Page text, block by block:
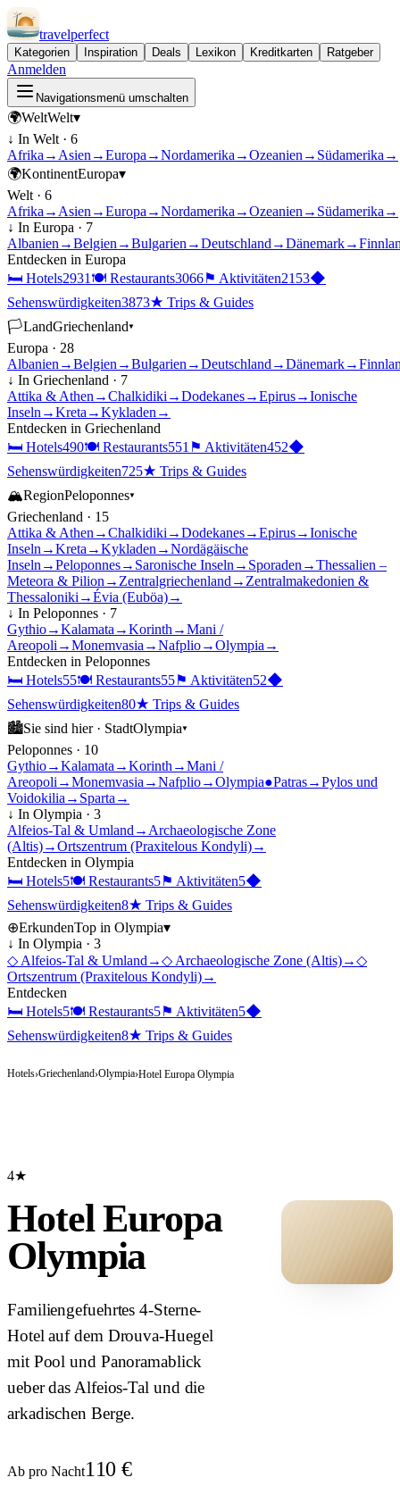
travelperfect
Kategorien Inspiration Deals Lexikon Kreditkarten Ratgeber
Anmelden
Navigationsmenü umschalten
🌍WeltWelt▾
↓ In Welt · 6
Afrika → Asien →Europa →Nordamerika →Ozeanien → Südamerika →
🌍KontinentEuropa▾
Welt · 6
Afrika → Asien →Europa →Nordamerika →Ozeanien → Südamerika →
↓ In Europa · 7
Albanien →Belgien →Bulgarien →Deutschland →Dänemark→
Entdecken in Europa
🛏 Hotels2931 🍽 Restaurants3066⚑ Aktivitäten2153◆
Sehenswürdigkeiten3873★ Trips & Guides
🏳LandGriechenland▾
Europa · 28
Albanien →Belgien →Bulgarien →Deutschland →Dänemark→
↓ In Griechenland · 7
Attika & Athen →Chalkidiki →Dodekanes→Epirus→Ionische
Inseln →Kreta →Kykladen →
Entdecken in Griechenland
🛏 Hotels490🍽 Restaurants551 ⚑ Aktivitäten452◆
Sehenswürdigkeiten725★ Trips & Guides
🏔RegionPeloponnes▾
Griechenland · 15
Attika & Athen →Chalkidiki →Dodekanes→Epirus→Ionische
Inseln →Kreta →Kykladen →Nordägäische
Inseln →Peloponnes→ Saronische Inseln → Sporaden →Thessalien –
Meteora & Pilion → Zentralgriechenland → Zentralmakedonien &
Thessaloniki →Évia (Euböa)→
↓ In Peloponnes · 7
Gythio→Kalamata →Korinth →Mani /
Areopoli →Monemvasia →Nafplio→Olympia →
Entdecken in Peloponnes
🛏 Hotels55🍽 Restaurants55⚑ Aktivitäten52◆
Sehenswürdigkeiten80★ Trips & Guides
🏙Sie sind hier · StadtOlympia▾
Peloponnes · 10
Gythio→Kalamata →Korinth →Mani /
Areopoli →Monemvasia →Nafplio→Olympia●Patras→Pylos und
Voidokilia → Sparta →
↓ In Olympia · 3
Alfeios-Tal & Umland → Archaeologische Zone
(Altis)→Ortszentrum (Praxitelous Kondyli)→
Entdecken in Olympia
🛏 Hotels5🍽 Restaurants5⚑ Aktivitäten5◆
Sehenswürdigkeiten8★ Trips & Guides
⊕ErkundenTop in Olympia▾
↓ In Olympia · 3
◇ Alfeios-Tal & Umland →◇ Archaeologische Zone (Altis)→◇
Ortszentrum (Praxitelous Kondyli)→
Entdecken
🛏 Hotels5🍽 Restaurants5⚑ Aktivitäten5◆
Sehenswürdigkeiten8★ Trips & Guides
Hotels›Griechenland›Olympia›Hotel Europa Olympia
4★
Hotel Europa
Olympia
Familiengefuehrtes 4-Sterne-
Hotel auf dem Drouva-Huegel
mit Pool und Panoramablick
ueber das Alfeios-Tal und die
arkadischen Berge.
Ab pro Nacht110 €